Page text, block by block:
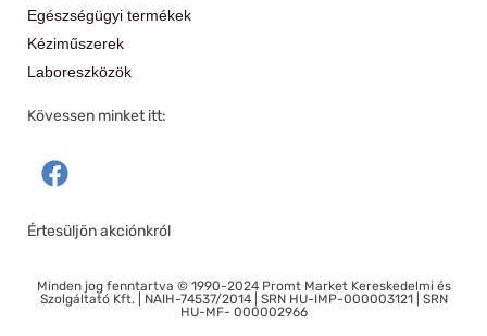
Egészségügyi termékek
Kéziműszerek
Laboreszközök
Kövessen minket itt:
F
a
e
o
Értesüljön akciónkról
Minden jog fenntartva © 1990-2024 Promt Market Kereskedelmi és
Szolgáltató Kft. | NAIH-74537/2014 | SRN HU-IMP-000003121 | SRN
HU-MF- 000002966